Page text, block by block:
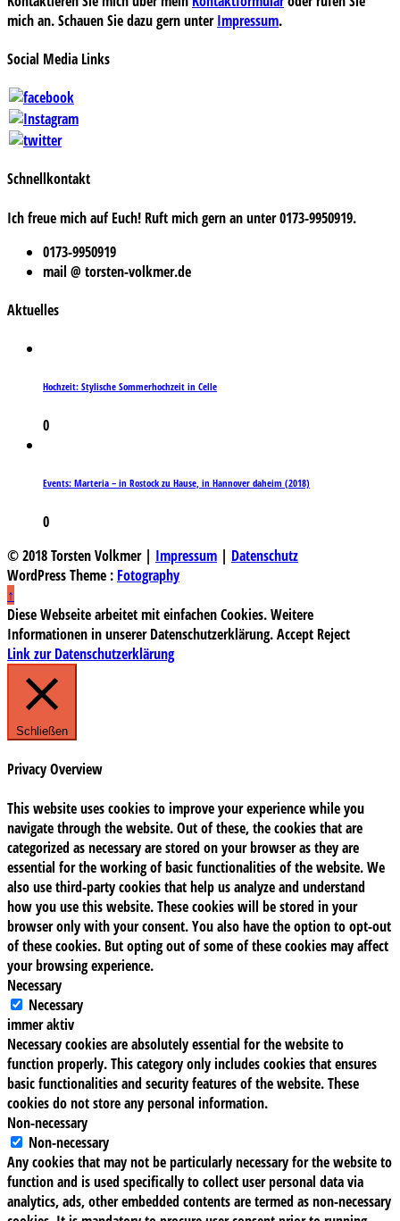
mich an. Schauen Sie dazu gern unterImpressum.
Social Media Links
Schnellkontakt
Ich freue mich auf Euch! Ruft mich gern an unter 0173-9950919.
0173-9950919
mail @ torsten-volkmer.de
Aktuelles
Hochzeit: Stylische Sommerhochzeit in Celle
0
Events: Marteria – in Rostock zu Hause, in Hannover daheim (2018)
0
© 2018 Torsten Volkmer | Impressum | Datenschutz
WordPress Theme : Fotography
↑
Diese Webseite arbeitet mit einfachen Cookies. Weitere
Informationen in unserer Datenschutzerklärung.Accept Reject
Link zur Datenschutzerklärung
Schließen
Privacy Overview
This website uses cookies to improve your experience while you
navigate through the website. Out of these, the cookies that are
categorized as necessary are stored on your browser as they are
essential for the working of basic functionalities of the website. We
also use third-party cookies that help us analyze and understand
how you use this website. These cookies will be stored in your
browser only with your consent. You also have the option to opt-out
of these cookies. But opting out of some of these cookies may affect
your browsing experience.
Necessary
Necessary
immer aktiv
Necessary cookies are absolutely essential for the website to
function properly. This category only includes cookies that ensures
basic functionalities and security features of the website. These
cookies do not store any personal information.
Non-necessary
Non-necessary
Any cookies that may not be particularly necessary for the website to
function and is used specifically to collect user personal data via
analytics, ads, other embedded contents are termed as non-necessary